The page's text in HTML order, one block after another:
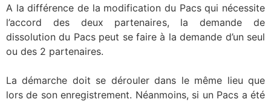
A la différence de la modification du Pacs qui nécessite
l’accord des deux partenaires, la demande de
dissolution du Pacs peut se faire à la demande d’un seul
ou des 2 partenaires.
La démarche doit se dérouler dans le même lieu que
lors de son enregistrement. Néanmoins, si un Pacs a été